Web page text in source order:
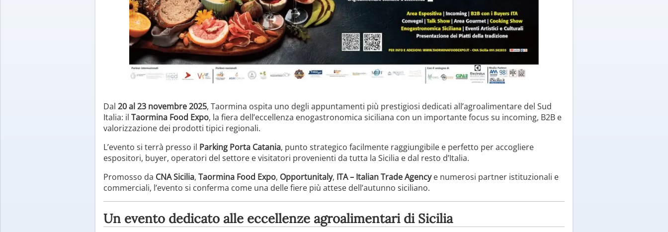
Dal 20 al 23 novembre 2025, Taormina ospita uno degli appuntamenti più prestigiosi dedicati all’agroalimentare del Sud
Italia: il Taormina Food Expo, la fiera dell’eccellenza enogastronomica siciliana con un importante focus su incoming, B2B e
valorizzazione dei prodotti tipici regionali.
L’evento si terrà presso il Parking Porta Catania, punto strategico facilmente raggiungibile e perfetto per accogliere
espositori, buyer, operatori del settore e visitatori provenienti da tutta la Sicilia e dal resto d’Italia.
Promosso da CNA Sicilia, Taormina Food Expo, Opportunitaly, ITA – Italian Trade Agencye numerosi partner istituzionali e
commerciali, l’evento si conferma come una delle fiere più attese dell’autunno siciliano.
Un evento dedicato alle eccellenze agroalimentari di Sicilia